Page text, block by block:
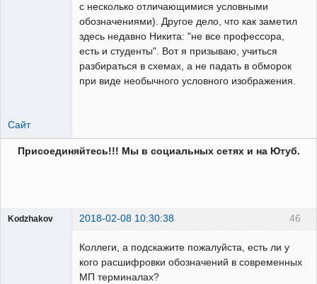
с несколько отличающимися условными
обозначениями). Другое дело, что как заметил
здесь недавно Никита: "не все профессора,
есть и студенты". Вот я призываю, учиться
разбираться в схемах, а не падать в обморок
при виде необычного условного изображения.
Сайт
Присоединяйтесь!!! Мы в социальных сетях и на Ютуб.
46
Kodzhakov 2018-02-08 10:30:38
Коллеги, а подскажите пожалуйста, есть ли у
кого расшифровки обозначений в современных
МП терминалах?